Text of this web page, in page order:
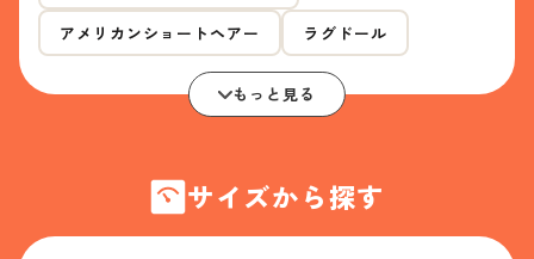
アメリカンショートヘアー ラグドール
もっと見る
サイズから探す